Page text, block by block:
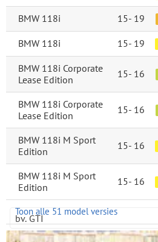
Stationwagon
Hatchback
Coupé
SUV
Trefwoord
BMW 118i 15- 19
BMW 118i 15- 19
BMW 118i Corporate
Lease Edition
15- 16
BMW 118i Corporate
Lease Edition
15- 16
BMW 118i M Sport
Edition
15- 16
BMW 118i M Sport
Edition
15- 16
Toon alle 51 model versies